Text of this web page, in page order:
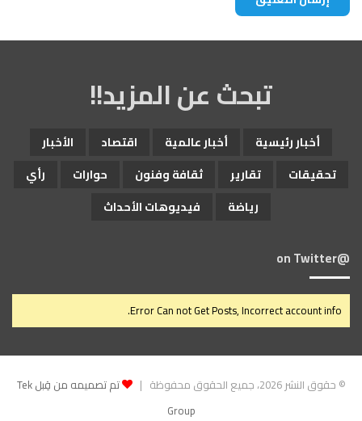
تبحث عن المزيد!!
أخبار رئيسية أخبار عالمية اقتصاد
الأخبار
تحقيقات
تقارير ثقافة وفنون حوارات
رأي
رياضة
فيديوهات الأحداث
@on Twitter
Error Can not Get Posts, Incorrect account info.
© حقوق النشر 2026، جميع الحقوق محفوظة |
تم تصميمه من قِبل Tek
Group